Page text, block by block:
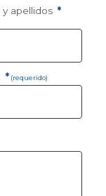
apellidos *
* (requerido)